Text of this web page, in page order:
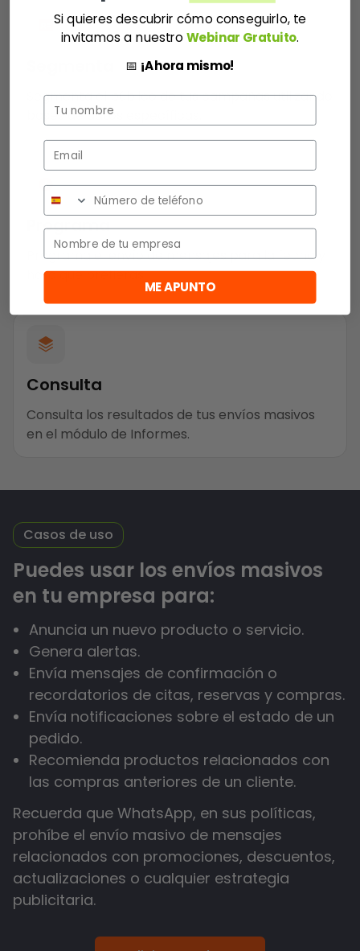
Segmenta el público de tus campañas utilizando
bases de datos específicas.
Programa
Programa el envío de mensajes para la fecha y
hora que prefieras.
Consulta
Consulta los resultados de tus envíos masivos
en el módulo de Informes.
Casos de uso
Puedes usar los envíos masivos
en tu empresa para:
Anuncia un nuevo producto o servicio.
Genera alertas.
Envía mensajes de confirmación o
recordatorios de citas, reservas y compras.
Envía notificaciones sobre el estado de un
pedido.
Recomienda productos relacionados con
las compras anteriores de un cliente.
Recuerda que WhatsApp, en sus políticas,
prohíbe el envío masivo de mensajes
relacionados con promociones, descuentos,
actualizaciones o cualquier estrategia
publicitaria.
Si quieres descubrir cómo conseguirlo, te
invitamos a nuestro Webinar Gratuito.
📅 ¡Ahora mismo!
Nombre
Teléfono
Empresa
ME APUNTO